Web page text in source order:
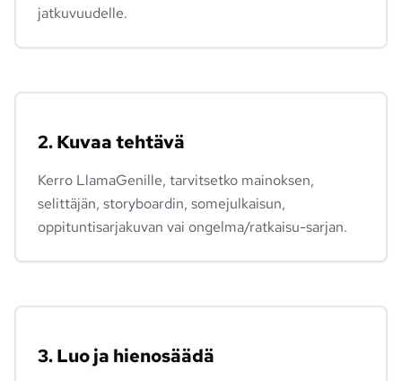
jatkuvuudelle.
2. Kuvaa tehtävä
Kerro LlamaGenille, tarvitsetko mainoksen,
selittäjän, storyboardin, somejulkaisun,
oppituntisarjakuvan vai ongelma/ratkaisu-sarjan.
3. Luo ja hienosäädä